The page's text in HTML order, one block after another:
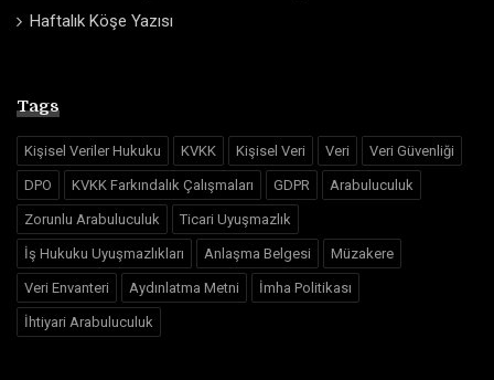
Haftalık Köşe Yazısı
Tags
Kişisel Veriler Hukuku KVKK Kişisel Veri Veri Veri Güvenliği
DPO KVKK Farkındalık Çalışmaları GDPR Arabuluculuk
Zorunlu Arabuluculuk Ticari Uyuşmazlık
İş Hukuku Uyuşmazlıkları Anlaşma Belgesi Müzakere
Veri Envanteri Aydınlatma Metni İmha Politikası
İhtiyari Arabuluculuk